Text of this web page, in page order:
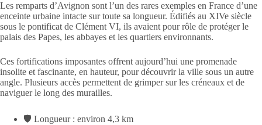
Les remparts d’Avignon sont l’un des rares exemples en France d’une
enceinte urbaine intacte sur toute sa longueur. Édifiés au XIVe siècle
sous le pontificat de Clément VI, ils avaient pour rôle de protéger le
palais des Papes, les abbayes et les quartiers environnants.
Ces fortifications imposantes offrent aujourd’hui une promenade
insolite et fascinante, en hauteur, pour découvrir la ville sous un autre
angle. Plusieurs accès permettent de grimper sur les créneaux et de
naviguer le long des murailles.
🛡️ Longueur : environ 4,3 km